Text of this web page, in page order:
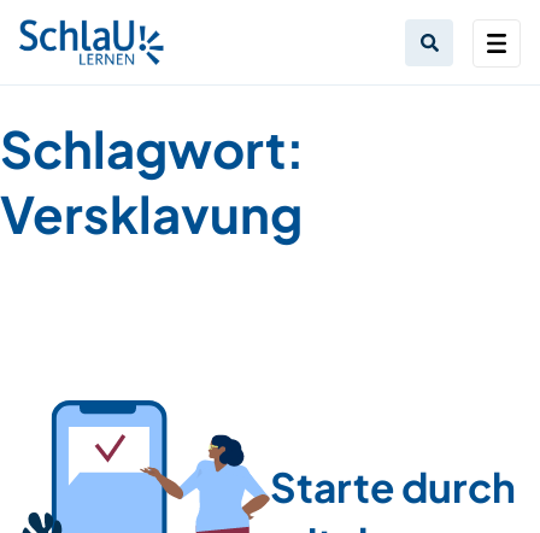
Schlagwort:
Versklavung
Starte durch